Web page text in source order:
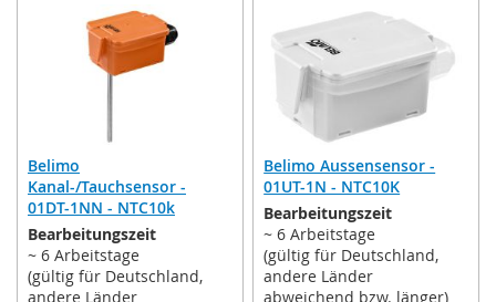
Belimo
Kanal-/Tauchsensor -
01DT-1NN - NTC10k
Bearbeitungszeit
~ 6 Arbeitstage
(gültig für Deutschland,
andere Länder
Belimo Aussensensor -
01UT-1N - NTC10K
Bearbeitungszeit
~ 6 Arbeitstage
(gültig für Deutschland,
andere Länder
abweichend bzw. länger)